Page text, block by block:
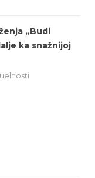
„Budi
ka snažnijoj